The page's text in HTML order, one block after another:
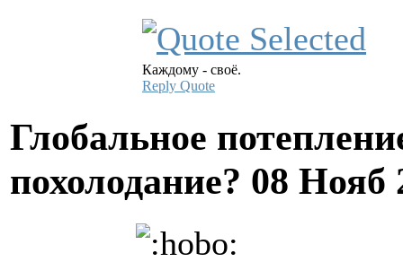
Каждому - своё.
Reply Quote
Глобальное
похолодание? 08 Нояб